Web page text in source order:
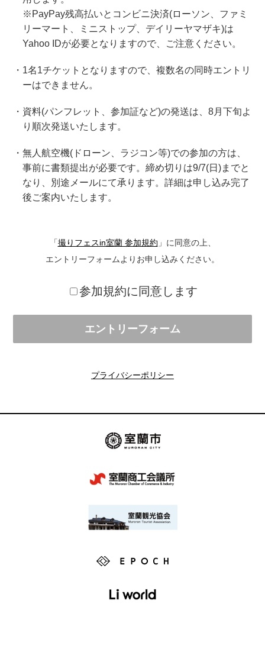
※PayPay残高払いとコンビニ決済(ローソン、ファミ
リーマート、ミニストップ、デイリーヤマザキ)は
Yahoo IDが必要となりますので、ご注意ください。
・1名1チケットとなりますので、複数名の同時エントリ
ーはできません。
・資料(パンフレット、参加証など)の発送は、8月下旬よ
り順次発送いたします。
・無人航空機(ドローン、ラジコン等)での参加の方は、
事前に書類提出が必要です。締め切りは9/7(日)までと
なり、別途メールにて承ります。詳細は申し込み完了
後ご案内いたします。
「撮りフェスin室蘭 参加規約 」に同意の上、
エントリーフォームよりお申し込みください。
参加規約に同意します
エントリーフォーム
プライバシーポリシー